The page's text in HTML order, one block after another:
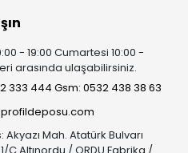
- 19:00 Cumartesi 10:00 -
arasında ulaşabilirsiniz.
333 444 Gsm: 0532 438 38 63
Akyazı Mah. Atatürk Bulvarı